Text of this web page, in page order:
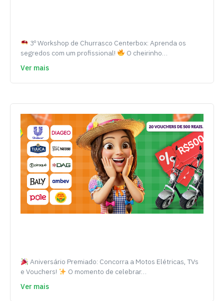
3º Workshop de Churrasco Centerbox: Aprenda os
segredos com um profissional!
O cheirinho…
Ver mais
Aniversário Premiado: Concorra a Motos Elétricas, TVs
e Vouchers!
O momento de celebrar…
Ver mais